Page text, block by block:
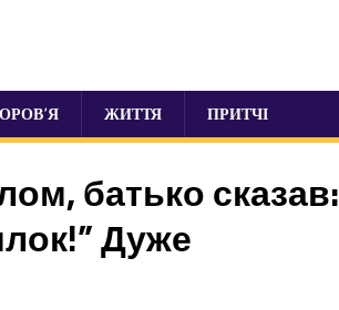
ЖИТТЯ ПРИТЧІ
батько сказав:
Дуже